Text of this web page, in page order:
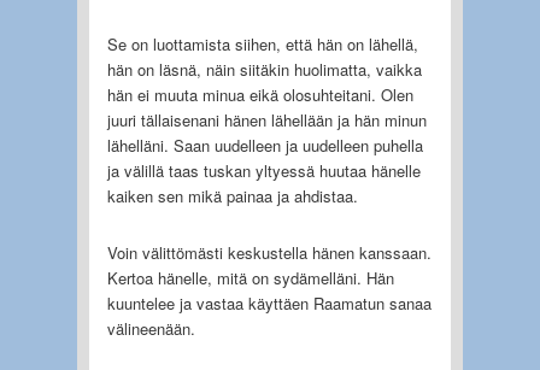
Se on luottamista siihen, että hän on lähellä,
hän on läsnä, näin siitäkin huolimatta, vaikka
hän ei muuta minua eikä olosuhteitani. Olen
juuri tällaisenani hänen lähellään ja hän minun
lähelläni. Saan uudelleen ja uudelleen puhella
ja välillä taas tuskan yltyessä huutaa hänelle
kaiken sen mikä painaa ja ahdistaa.
Voin välittömästi keskustella hänen kanssaan.
Kertoa hänelle, mitä on sydämelläni. Hän
kuuntelee ja vastaa käyttäen Raamatun sanaa
välineenään.